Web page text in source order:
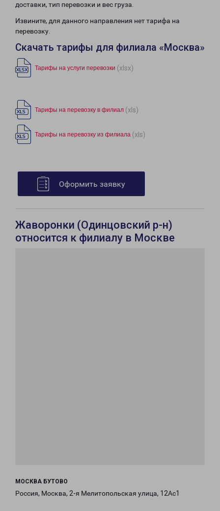
доставки, тип перевозки и вес груза.
Извините, для данного направления нет тарифа на
перевозку.
Скачать тарифы для филиала «Москва»
Тарифы на услуги перевозки (xlsx)
Тарифы на перевозку в филиал (xls)
Тарифы на перевозку из филиала (xls)
Оформить заявку
Жаворонки (Одинцовский р-н)
относится к филиалу в Москве
МОСКВА БУТОВО
Россия, Москва, 2-я Мелитопольская улица, 12Ас1